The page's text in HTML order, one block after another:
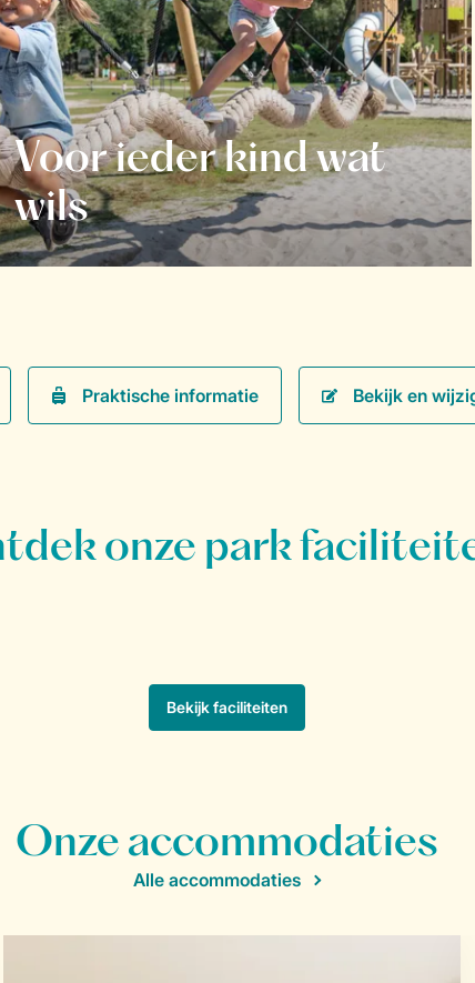
Voor ieder kind wat
wils
Praktische informatie Bekijk en
Onze accommodaties
Alle accommodaties